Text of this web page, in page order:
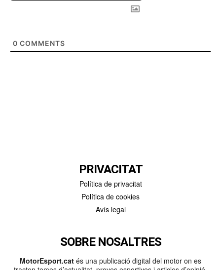
0 COMMENTS
PRIVACITAT
Política de privacitat
Política de cookies
Avís legal
SOBRE NOSALTRES
MotorEsport.cat és una publicació digital del motor on es